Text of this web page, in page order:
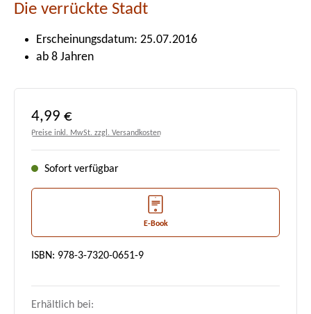
Die verrückte Stadt
Erscheinungsdatum: 25.07.2016
ab 8 Jahren
Regulärer Preis:
4,99 €
Preise inkl. MwSt. zzgl. Versandkosten
Sofort verfügbar
E-Book
ISBN: 978-3-7320-0651-9
Erhältlich bei: